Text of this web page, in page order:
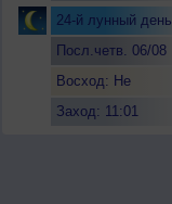
24-й лунный день
Посл.четв. 06/08
Восход: Не
Заход: 11:01